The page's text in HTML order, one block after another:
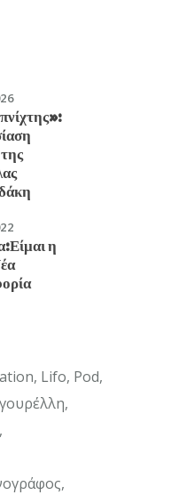
η
Lifo Pod